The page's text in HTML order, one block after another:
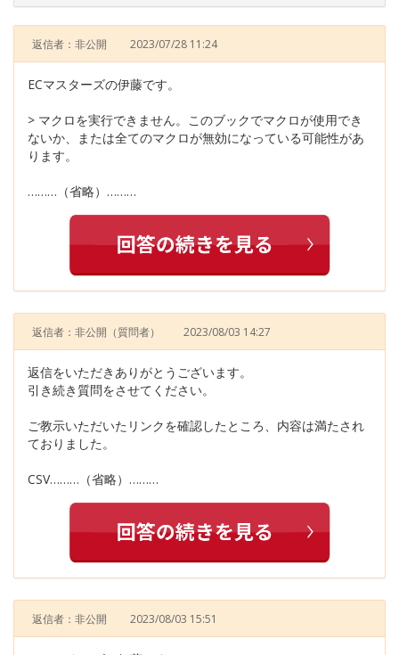
返信者：非公開 2023/07/28 11:24
ECマスターズの伊藤です。
> マクロを実行できません。このブックでマクロが使用でき
ないか、または全てのマクロが無効になっている可能性があ
ります。
………（省略）………
返信者：非公開 （質問者） 2023/08/03 14:27
返信をいただきありがとうございます。
引き続き質問をさせてください。
ご教示いただいたリンクを確認したところ、内容は満たされ
ておりました。
CSV………（省略）………
返信者：非公開 2023/08/03 15:51